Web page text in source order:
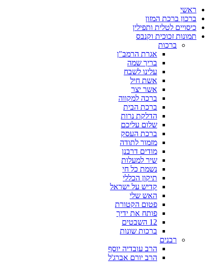
ראשי
ברכון ברכת המזון
כיסויים לטלית ותפילין
תמונות זכוכית וקנבס
ברכות
אגרת הרמב"ן
בריך שמה
עלינו לשבח
אשת חיל
אשר יצר
ברכה למקווה
ברכת הבית
הדלקת נרות
שלום עליכם
ברכת העסק
מזמור לתודה
מודים דרבנן
שיר למעלות
נשמת כל חי
תיקון הכללי
קדיש על ישראל
האש שלי
פטום הקטורת
פותח את ידיך
12 השבטים
ברכות שונות
רבנים
הרב עובדיה יוסף
הרב יורם אברג'ל